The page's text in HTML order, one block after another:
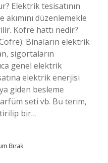
Elektrik tesisatının
düzenlemekle
Kofre hattı nedir?
Binaların elektrik
sigortaların
genel elektrik
elektrik enerjisi
giden besleme
seti vb. Bu terim,
bir…
Bırak